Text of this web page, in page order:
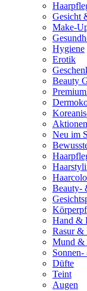
Gesicht
Make-
Hygiene
Erotik
Beauty
Aktionen
Neu im
Beauty-
Hand &
Rasur &
Mund &
Düfte
Teint
Augen